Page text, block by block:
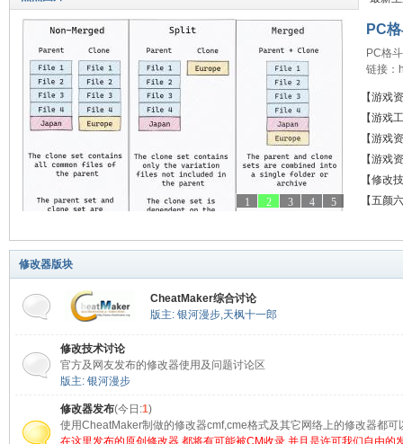
5
4
3
2
1
PC
PC格
链接：
存到自
决方法
【游戏
全皮肤
【游戏
9.0 中
【游戏
载 解
【游戏
C+预
【修改
【五颜
修改器版块
CheatMaker综合讨论
版主: 银河漫步,天枫十一郎
修改技术讨论
官方及网友发布的修改器使用及问题讨论区
版主: 银河漫步
修改器发布(今日:1)
使用CheatMaker制做的修改器cmf,cme格式及其它网络上的修改器都可
在这里发布的原创修改器 都将有可能被CM收录 并且是许可我们自由的